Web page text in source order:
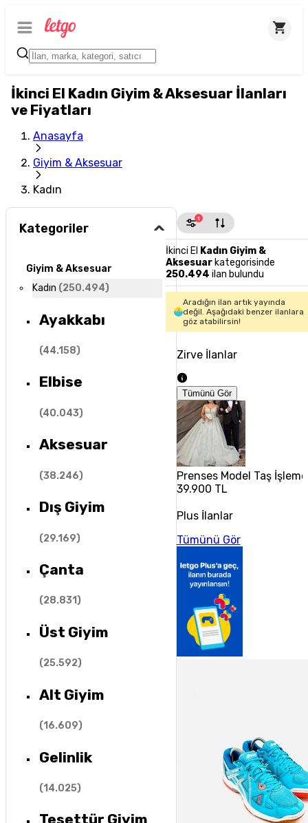
İkinci El Kadın Giyim & Aksesuar İlanları
ve Fiyatları
Anasayfa
Giyim & Aksesuar
Kadın
Kategoriler
Giyim & Aksesuar
Kadın (250.494)
Ayakkabı
(44.158)
Elbise
(40.043)
Aksesuar
(38.246)
Dış Giyim
(29.169)
Çanta
(28.831)
Üst Giyim
(25.592)
Alt Giyim
(16.609)
Gelinlik
(14.025)
Tesettür Giyim
1
İkinci El Kadın Giyim &
Aksesuarkategorisinde
250.494 ilan bulundu
Aradığın ilan artık yayında
değil. Aşağıdaki benzer ilanlara
göz atabilirsin!
Zirve İlanlar
Tümünü Gör
Prenses Model Taş
39.900 TL
Plus İlanlar
Tümünü Gör